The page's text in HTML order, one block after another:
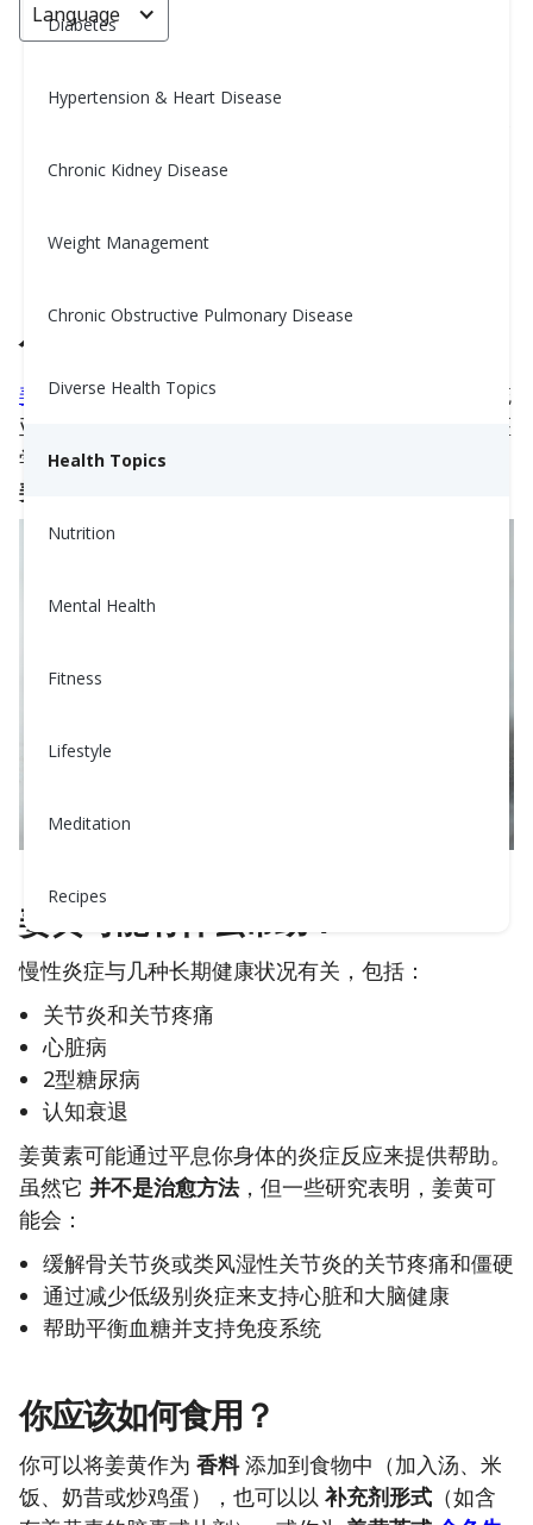
Diabetes
Hypertension & Heart Disease
Chronic Kidney Disease
Weight Management
Chronic Obstructive Pulmonary Disease
Diverse Health Topics
Health Topics
Nutrition
Mental Health
Fitness
Lifestyle
Meditation
Recipes
Language
姜黄是天然的抗炎剂吗？科学怎么
什么是姜黄？
姜黄是一种明亮的黄色香料，常用于咖喱菜肴和传统
亚洲烹饪中。但除了风味和颜色之外，姜黄在草药医
学中已经使用了几个世纪。姜黄的主要活性成分是
姜黄素
姜黄可能有什么帮助？
慢性炎症与几种长期健康状况有关，包括：
关节炎和关节疼痛
心脏病
2型糖尿病
认知衰退
姜黄素可能通过平息你身体的炎症反应来提供帮助。
虽然它 并不是治愈方法，但一些研究表明，姜黄可
能会：
缓解骨关节炎或类风湿性关节炎的关节疼痛和僵硬
通过减少低级别炎症来支持心脏和大脑健康
帮助平衡血糖并支持免疫系统
你应该如何食用？
你可以将姜黄作为 香料添加到食物中（加入汤、米
饭、奶昔或炒鸡蛋），也可以以 补充剂形式 （如含